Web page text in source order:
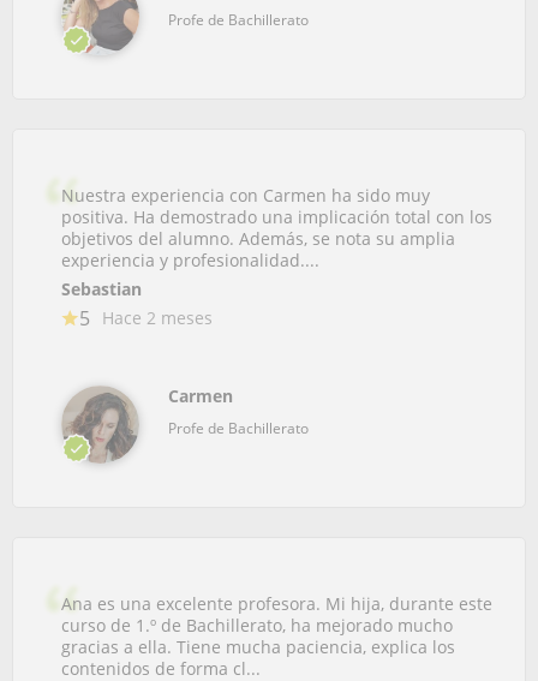
Profe de Bachillerato
Nuestra experiencia con Carmen ha sido muy
positiva. Ha demostrado una implicación total con los
objetivos del alumno. Además, se nota su amplia
experiencia y profesionalidad....
Sebastian
5 Hace 2 meses
Carmen
Profe de Bachillerato
Ana es una excelente profesora. Mi hija, durante este
curso de 1.º de Bachillerato, ha mejorado mucho
gracias a ella. Tiene mucha paciencia, explica los
contenidos de forma cl...